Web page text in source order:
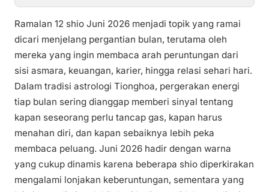
Ramalan 12 shio Juni 2026 menjadi topik yang ramai
dicari menjelang pergantian bulan, terutama oleh
mereka yang ingin membaca arah peruntungan dari
sisi asmara, keuangan, karier, hingga relasi sehari hari.
Dalam tradisi astrologi Tionghoa, pergerakan energi
tiap bulan sering dianggap memberi sinyal tentang
kapan seseorang perlu tancap gas, kapan harus
menahan diri, dan kapan sebaiknya lebih peka
membaca peluang. Juni 2026 hadir dengan warna
yang cukup dinamis karena beberapa shio diperkirakan
mengalami lonjakan keberuntungan, sementara yang